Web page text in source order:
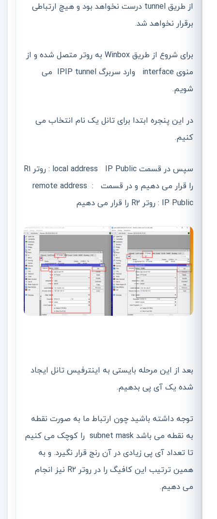
از طریق tunnel درست نخواهد بود و هیچ ارتباطی
برقرار نخواهد شد.
برای شروع از طریق Winbox به روتر متصل شده و از
منوی interface وارد سربرگ IPIP tunnel می
شویم.
در این پنجره ابتدا برای تانل یک نام انتخاب می
کنیم.
سپس در قسمت local address IP Public : روتر R1
را قرار می دهیم و در قسمت remote address :
IP Public : روتر R2 را قرار می دهیم
بعد از این مرحله بایستی به اینترفیس تانل ایجاد
شده یک آی پی بدهیم.
توجه داشته باشید چون ارتباط ما به صورت نقطه
به نقطه می باشد subnet mask را کوچک می کنیم
تا تعداد آی پی زیادی در آن رنج قرار نگیرد. و به
همین ترتیب این کافیگ را در روتر R2 نیز انجام
می دهیم.